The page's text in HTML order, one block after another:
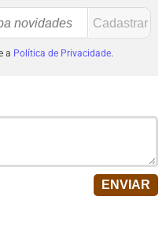
a Política de Privacidade.